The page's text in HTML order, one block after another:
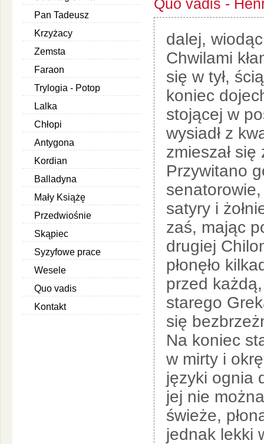
Pan Tadeusz
Krzyżacy
Zemsta
Faraon
Trylogia - Potop
Lalka
Chłopi
Antygona
Kordian
Balladyna
Mały Książę
Przedwiośnie
Skąpiec
Syzyfowe prace
Wesele
Quo vadis
Kontakt
Quo vadis -
dalej,
Chwilami
się w tył,
koniec
stojącej w
wysiadł z
zmieszał się
Przywitano
satyry i
zaś, mając
drugiej
płonęło
przed
starego
się
Na koniec
w mirty i
języki ognia
jej nie
świeże,
jednak lekki